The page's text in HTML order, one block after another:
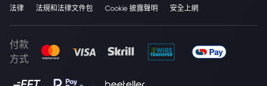
法律 法規和法律文件包 Cookie 披露聲明 安全上網
付款
方式